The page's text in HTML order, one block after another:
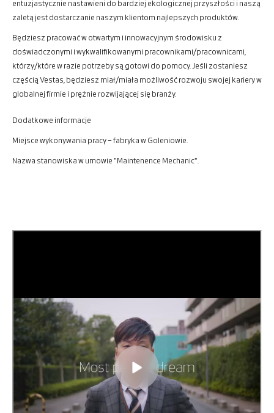
entuzjastycznie nastawieni do bardziej ekologicznej przyszłości i naszą
zaletą jest dostarczanie naszym klientom najlepszych produktów.
Będziesz pracować w otwartym i innowacyjnym środowisku z
doświadczonymi i wykwalifikowanymi pracownikami/pracownicami,
którzy/które w razie potrzeby są gotowi do pomocy. Jeśli zostaniesz
częścią Vestas, będziesz miał/miała możliwość rozwoju swojej kariery w
globalnej firmie i prężnie rozwijającej się branży.
Dodatkowe informacje
Miejsce wykonywania pracy – fabryka w Goleniowie.
Nazwa stanowiska w umowie "Maintenence Mechanic".